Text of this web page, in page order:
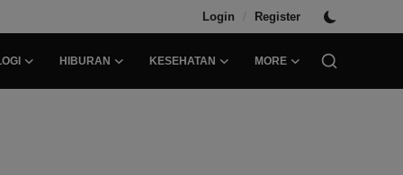
Login / Register
HIBURAN KESEHATAN MORE